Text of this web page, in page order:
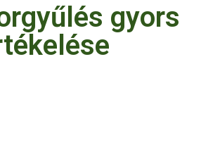
gyors